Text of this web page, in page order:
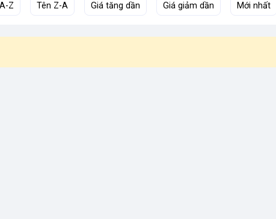
Z Tên Z-A Giá tăng dần Giá giảm dần Mới nhất